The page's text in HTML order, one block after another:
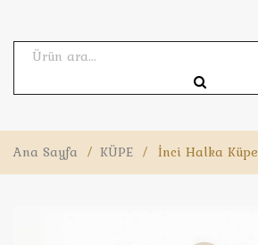
Ana Sayfa / KÜPE / İnci Halka Küpe